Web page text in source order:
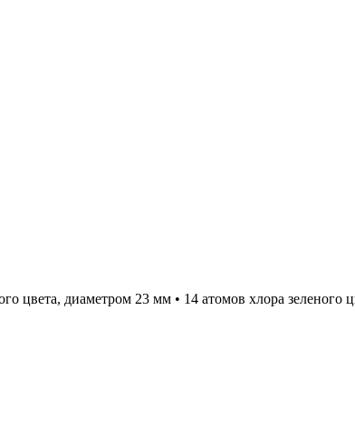
цвета, диаметром 23 мм • 14 атомов хлора зеленого